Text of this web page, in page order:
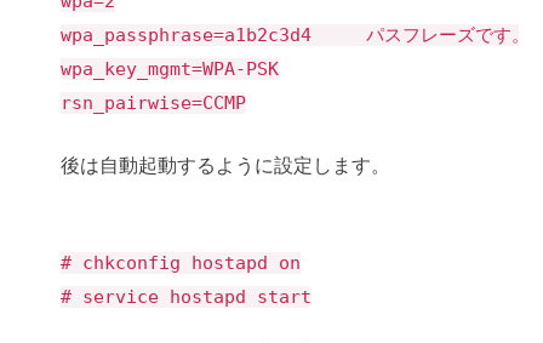
wpa_passphrase=a1b2c3d4 パスフレーズです。
wpa_key_mgmt=WPA-PSK
rsn_pairwise=CCMP
後は自動起動するように設定します。
# chkconfig hostapd on
# service hostapd start